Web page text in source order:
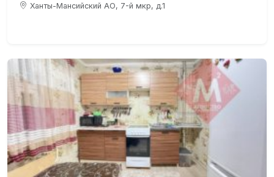
Ханты-Мансийский АО, 7-й мкр, д.1